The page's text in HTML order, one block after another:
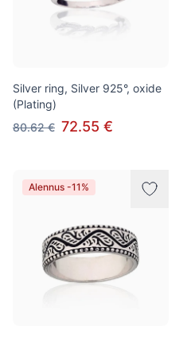
Silver ring, Silver 925°, oxide
(Plating)
80.62 € 72.55 €
Alennus -11%